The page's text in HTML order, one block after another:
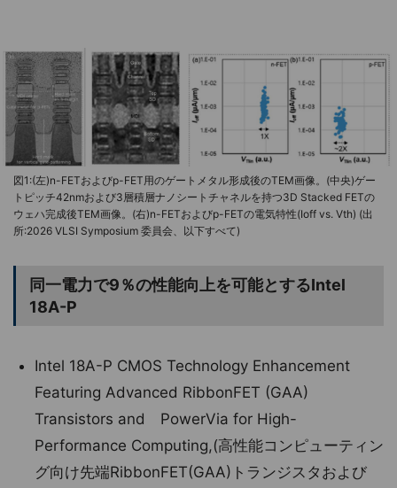
図1:(左)n-FETおよびp-FET用のゲートメタル形成後のTEM画像。(中央)ゲー
トピッチ42nmおよび3層積層ナノシートチャネルを持つ3D Stacked FETの
ウェハ完成後TEM画像。(右)n-FETおよびp-FETの電気特性(Ioff vs. Vth) (出
所:2026 VLSI Symposium 委員会、以下すべて)
同⼀電力で9％の性能向上を可能とするIntel
18A-P
Intel 18A-P CMOS Technology Enhancement
Featuring Advanced RibbonFET (GAA)
Transistors and PowerVia for High-
Performance Computing,(高性能コンピューティン
グ向け先端RibbonFET(GAA)トランジスタおよび